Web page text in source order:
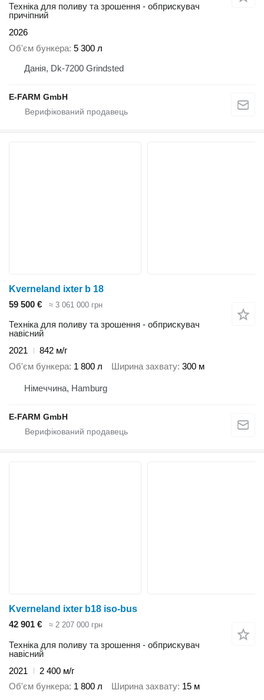
Техніка для поливу та зрошення - обприскувач
причіпний
2026
Об'єм бункера 5 300 л
Данія, Dk-7200 Grindsted
E-FARM GmbH
Kverneland ixter b 18
59 500 €
≈ 3 061 000 грн
Техніка для поливу та зрошення - обприскувач
навісний
2021
842 м/г
Об'єм бункера 1 800 л Ширина захвату 300 м
Німеччина, Hamburg
E-FARM GmbH
Kverneland ixter b18 iso-bus
42 901 €
≈ 2 207 000 грн
Техніка для поливу та зрошення - обприскувач
навісний
2021
2 400 м/г
Об'єм бункера 1 800 л Ширина захвату 15 м